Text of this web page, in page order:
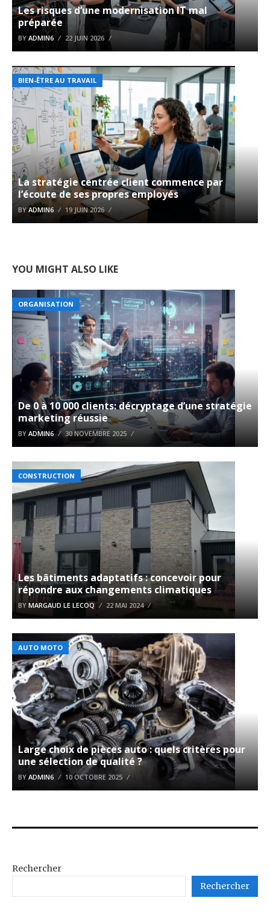
Les risques d’une modernisation IT mal
préparée
BY ADMIN6 22 JUIN 2026
BIEN-ÊTRE AU TRAVAIL
La stratégie centrée client commence par
l’écoute de ses propres employés
BYADMIN6 19 JUIN 2026
YOU MIGHT ALSO LIKE
ORGANISATION
De 0 à 10 000 clients: décryptage d’une stratégie
marketing réussie
BY ADMIN6 30 NOVEMBRE 2025
CONSTRUCTION
Les bâtiments adaptatifs : concevoir pour
répondre aux changements climatiques
BY MARGAUD LE LECOQ 22 MAI 2024
AUTO MOTO
Large choix de pièces auto : quels critères pour
une sélection de qualité ?
BY ADMIN6 10 OCTOBRE 2025
Rechercher
Rechercher